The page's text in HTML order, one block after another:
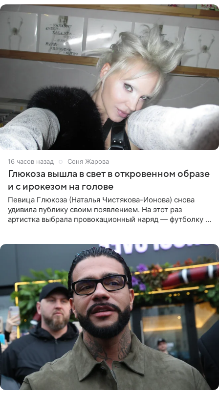
16 часов назад Соня Жарова
Глюкоза вышла в свет в откровенном образе
и с ирокезом на голове
Певица Глюкоза (Наталья Чистякова-Ионова) снова
удивила публику своим появлением. На этот раз
артистка выбрала провокационный наряд — футболку с